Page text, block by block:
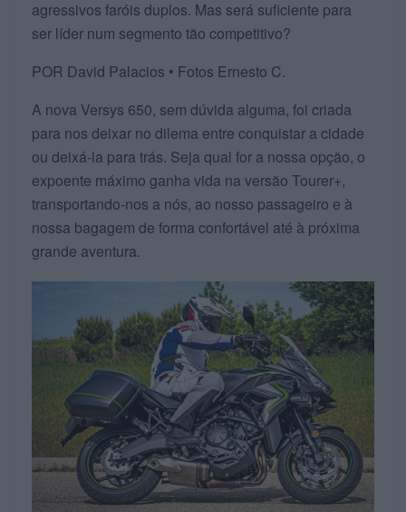
agressivos faróis duplos. Mas será suficiente para
ser líder num segmento tão competitivo?
POR David Palacios • Fotos Ernesto C.
A nova Versys 650, sem dúvida alguma, foi criada
para nos deixar no dilema entre conquistar a cidade
ou deixá-la para trás. Seja qual for a nossa opção, o
expoente máximo ganha vida na versão Tourer+,
transportando-nos a nós, ao nosso passageiro e à
nossa bagagem de forma confortável até à próxima
grande aventura.